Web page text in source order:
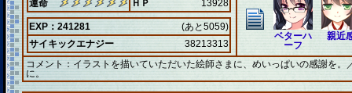
運命 ＨＰ 13928
EXP：241281
(あと5059)
サイキックエナジー
38213313
ベターハ
ーフ
親近
コメント： イラストを描いていただいた絵師さまに、めいっぱいの感謝を。
に。